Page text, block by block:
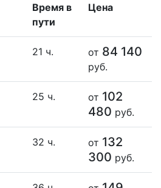
Время в
пути
Цена
21 ч. от 84 140
руб.
25 ч. от 102
480 руб.
32 ч. от 132
300 руб.